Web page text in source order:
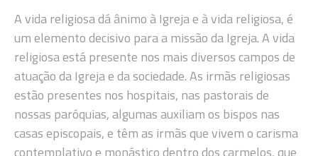
A vida religiosa dá ânimo à Igreja e à vida religiosa, é
um elemento decisivo para a missão da Igreja. A vida
religiosa está presente nos mais diversos campos de
atuação da Igreja e da sociedade. As irmãs religiosas
estão presentes nos hospitais, nas pastorais de
nossas paróquias, algumas auxiliam os bispos nas
casas episcopais, e têm as irmãs que vivem o carisma
contemplativo e monástico dentro dos carmelos, que